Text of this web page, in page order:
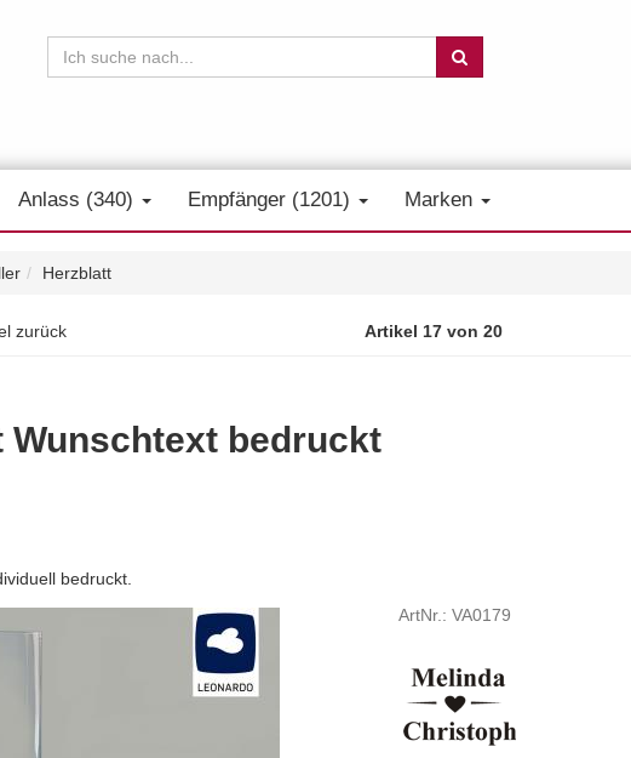
Anlass (340) Empfänger (1201) Marken
Herzblatt
zurück Artikel 17 von 20
Wunschtext bedruckt
bedruckt.
ArtNr.: VA0179